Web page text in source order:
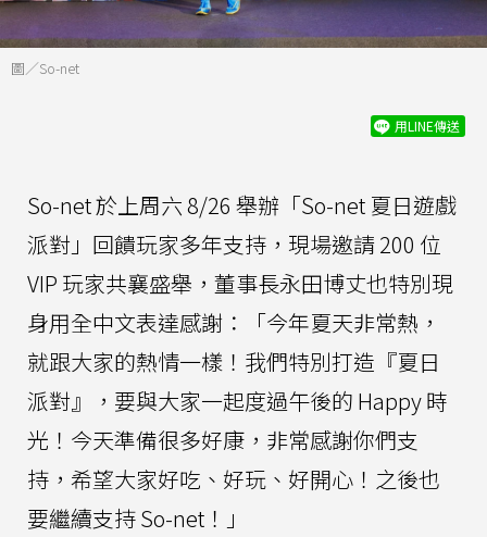
圖／So-net
用LINE傳送
So-net 於上周六 8/26 舉辦「So-net 夏日遊戲
派對」回饋玩家多年支持，現場邀請 200 位
VIP 玩家共襄盛舉，董事長永田博丈也特別現
身用全中文表達感謝：「今年夏天非常熱，
就跟大家的熱情一樣！我們特別打造『夏日
派對』，要與大家一起度過午後的 Happy 時
光！今天準備很多好康，非常感謝你們支
持，希望大家好吃、好玩、好開心！之後也
要繼續支持 So-net！」